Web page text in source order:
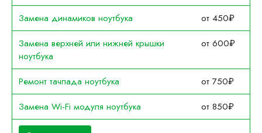
Замена динамиков ноутбука
от 450₽
Замена верхней или нижней крышки
ноутбука
от 600₽
Ремонт тачпада ноутбука
от 750₽
Замена Wi-Fi модуля ноутбука
от 850₽